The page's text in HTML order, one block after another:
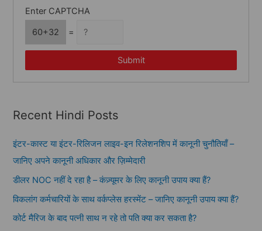
Enter CAPTCHA
60+32
=
Submit
Recent Hindi Posts
इंटर-कास्ट या इंटर-रिलिजन लाइव-इन रिलेशनशिप में कानूनी चुनौतियाँ –
जानिए अपने कानूनी अधिकार और ज़िम्मेदारी
डीलर NOC नहीं दे रहा है – कंज़्यूमर के लिए कानूनी उपाय क्या हैं?
विकलांग कर्मचारियों के साथ वर्कप्लेस हरस्मेंट – जानिए कानूनी उपाय क्या हैं?
कोर्ट मैरिज के बाद पत्नी साथ न रहे तो पति क्या कर सकता है?